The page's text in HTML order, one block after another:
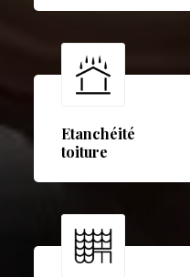
Etanchéité
toiture